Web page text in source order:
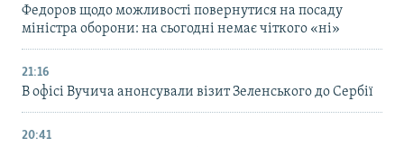
Федоров щодо можливості повернутися на посаду
міністра оборони: на сьогодні немає чіткого «ні»
21:16
В офісі Вучича анонсували візит Зеленського до Сербії
20:41